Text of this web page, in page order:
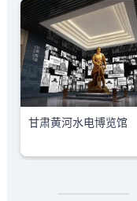
甘肃黄河水电博览馆